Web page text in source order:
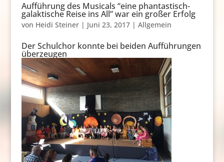
Aufführung des Musicals “eine phantastisch-
galaktische Reise ins All” war ein großer Erfolg
von Heidi Steiner| Juni 23, 2017| Allgemein
Der Schulchor konnte bei beiden Aufführungen
überzeugen